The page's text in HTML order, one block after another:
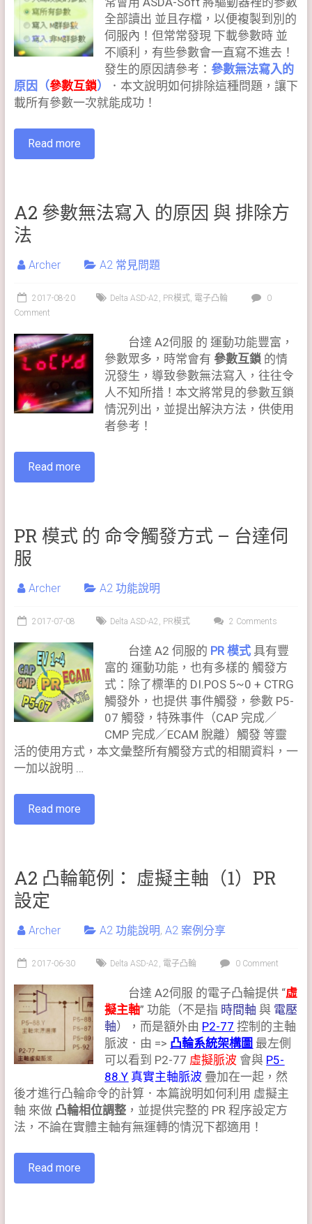
全部讀出 並且存檔，以便複製到別的
伺服內！但常常發現 下載參數時 並
不順利，有些參數會一直寫不進去！
發生的原因請參考：參數無法寫入的
原因（參數互鎖）
．本文說明如何排除這種問題，讓下
載所有參數一次就能成功！
Read more
A2 參數無法寫入 的原因 與 排除方
法
Archer A2 常見問題
2017-08-20 Delta ASD-A2 , PR模式, 電子凸輪
0
Comment
台達 A2伺服 的 運動功能豐富，
參數眾多，時常會有參數互鎖 的情
況發生，導致參數無法寫入，往往令
人不知所措！本文將常見的參數互鎖
情況列出，並提出解決方法，供使用
者參考！
Read more
PR 模式 的 命令觸發方式 – 台達伺
服
Archer A2 功能說明
2017-07-08 Delta ASD-A2 , PR模式 2 Comments
台達 A2 伺服的 PR 模式 具有豐
富的 運動功能，也有多樣的 觸發方
式：除了標準的 DI.POS 5~0 + CTRG
觸發外，也提供 事件觸發，參數 P5-
07 觸發，特殊事件（CAP 完成／
CMP 完成／ECAM 脫離）觸發 等靈
活的使用方式，本文彙整所有觸發方式的相關資料，一
一加以說明 …
Read more
A2 凸輪範例： 虛擬主軸（1）PR
設定
Archer A2 功能說明, A2 案例分享
2017-06-30 Delta ASD-A2 , 電子凸輪 0 Comment
台達 A2伺服 的電子凸輪提供 “虛
擬主軸” 功能（不是指 時間軸 與 電壓
軸），而是額外由 P2-77 控制的主軸
脈波．由 => 凸輪系統架構圖 最左側
可以看到 P2-77 虛擬脈波 會與 P5-
88.Y 真實主軸脈波 疊加在一起，然
後才進行凸輪命令的計算．本篇說明如何利用 虛擬主
軸 來做 凸輪相位調整，並提供完整的 PR 程序設定方
法，不論在實體主軸有無運轉的情況下都適用！
Read more